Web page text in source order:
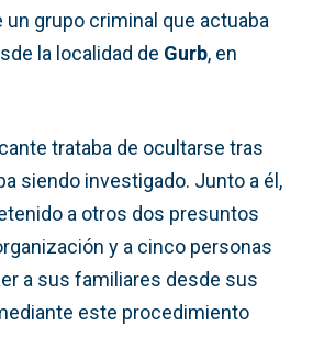
grupo criminal que actuaba
la localidad de Gurb, en
trataba de ocultarse tras
siendo investigado. Junto a él,
a otros dos presuntos
y a cinco personas
a sus familiares desde sus
este procedimiento